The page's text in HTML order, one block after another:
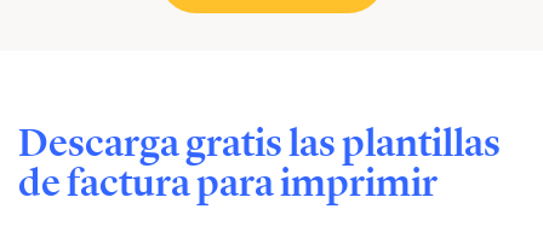
Descarga gratis las plantillas
de factura para imprimir